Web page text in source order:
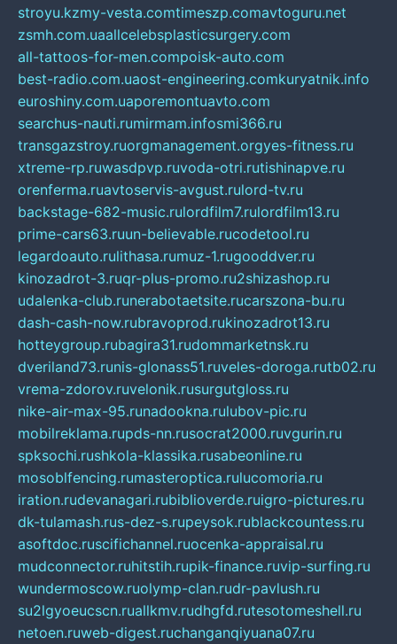
stroyu.kzmy-vesta.comtimeszp.comavtoguru.net
zsmh.com.uaallcelebsplasticsurgery.com
all-tattoos-for-men.compoisk-auto.com
best-radio.com.uaost-engineering.comkuryatnik.info
euroshiny.com.uaporemontuavto.com
searchus-nauti.rumirmam.infosmi366.ru
transgazstroy.ruorgmanagement.orgyes-fitness.ru
xtreme-rp.ruwasdpvp.ruvoda-otri.rutishinapve.ru
orenferma.ruavtoservis-avgust.rulord-tv.ru
backstage-682-music.rulordfilm7.rulordfilm13.ru
prime-cars63.ruun-believable.rucodetool.ru
legardoauto.rulithasa.rumuz-1.rugooddver.ru
kinozadrot-3.ruqr-plus-promo.ru2shizashop.ru
udalenka-club.runerabotaetsite.rucarszona-bu.ru
dash-cash-now.rubravoprod.rukinozadrot13.ru
hotteygroup.rubagira31.rudommarketnsk.ru
dveriland73.runis-glonass51.ruveles-doroga.rutb02.ru
vrema-zdorov.ruvelonik.rusurgutgloss.ru
nike-air-max-95.runadookna.rulubov-pic.ru
mobilreklama.rupds-nn.rusocrat2000.ruvgurin.ru
spksochi.rushkola-klassika.rusabeonline.ru
mosoblfencing.rumasteroptica.rulucomoria.ru
iration.rudevanagari.rubiblioverde.ruigro-pictures.ru
dk-tulamash.rus-dez-s.rupeysok.rublackcountess.ru
asoftdoc.ruscifichannel.ruocenka-appraisal.ru
mudconnector.ruhitstih.rupik-finance.ruvip-surfing.ru
wundermoscow.ruolymp-clan.rudr-pavlush.ru
su2lgyoeucscn.ruallkmv.rudhgfd.rutesotomeshell.ru
netoen.ruweb-digest.ruchanganqiyuana07.ru